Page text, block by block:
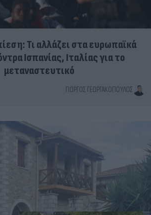
Τι αλλάζει στα ευρωπαϊκά
Ισπανίας, Ιταλίας για το
μεταναστευτικό
ΓΙΏΡΓΟΣ ΓΕΩΡΓΑΚΌΠΟΥΛΟΣ